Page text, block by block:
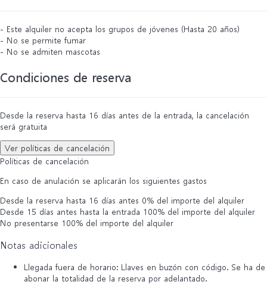
- Este alquiler no acepta los grupos de jóvenes (Hasta 20 años)
- No se permite fumar
- No se admiten mascotas
Condiciones de reserva
Desde la reserva hasta 16 días antes de la entrada, la cancelación
será gratuita
Ver políticas de cancelación
Políticas de cancelación
En caso de anulación se aplicarán los siguientes gastos
Desde la reserva hasta 16 días antes 0% del importe del alquiler
Desde 15 días antes hasta la entrada 100% del importe del alquiler
No presentarse 100% del importe del alquiler
Notas adicionales
Llegada fuera de horario: Llaves en buzón con código. Se ha de
abonar la totalidad de la reserva por adelantado.